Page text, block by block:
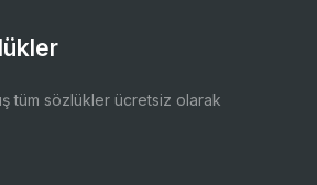
tüm sözlükler ücretsiz olarak